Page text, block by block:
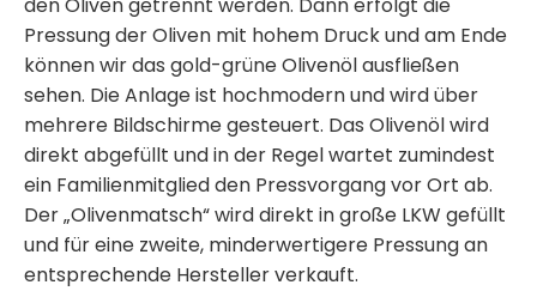
den Oliven getrennt werden. Dann erfolgt die
Pressung der Oliven mit hohem Druck und am Ende
können wir das gold-grüne Olivenöl ausfließen
sehen. Die Anlage ist hochmodern und wird über
mehrere Bildschirme gesteuert. Das Olivenöl wird
direkt abgefüllt und in der Regel wartet zumindest
ein Familienmitglied den Pressvorgang vor Ort ab.
Der „Olivenmatsch“ wird direkt in große LKW gefüllt
und für eine zweite, minderwertigere Pressung an
entsprechende Hersteller verkauft.